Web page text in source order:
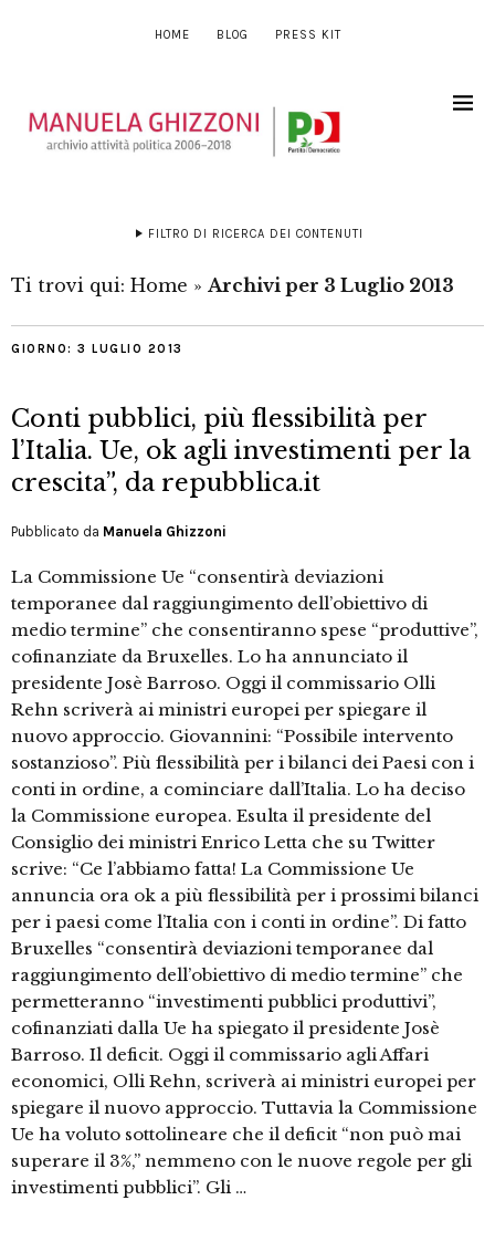
HOME BLOG PRESS KIT
FILTRO DI RICERCA DEI CONTENUTI
Ti trovi qui: Home » Archivi per 3 Luglio 2013
GIORNO: 3 LUGLIO 2013
Conti pubblici, più flessibilità per
l’Italia. Ue, ok agli investimenti per la
crescita”, da repubblica.it
Pubblicato da Manuela Ghizzoni
La Commissione Ue “consentirà deviazioni
temporanee dal raggiungimento dell’obiettivo di
medio termine” che consentiranno spese “produttive”,
cofinanziate da Bruxelles. Lo ha annunciato il
presidente Josè Barroso. Oggi il commissario Olli
Rehn scriverà ai ministri europei per spiegare il
nuovo approccio. Giovannini: “Possibile intervento
sostanzioso”. Più flessibilità per i bilanci dei Paesi con i
conti in ordine, a cominciare dall’Italia. Lo ha deciso
la Commissione europea. Esulta il presidente del
Consiglio dei ministri Enrico Letta che su Twitter
scrive: “Ce l’abbiamo fatta! La Commissione Ue
annuncia ora ok a più flessibilità per i prossimi bilanci
per i paesi come l’Italia con i conti in ordine”. Di fatto
Bruxelles “consentirà deviazioni temporanee dal
raggiungimento dell’obiettivo di medio termine” che
permetteranno “investimenti pubblici produttivi”,
cofinanziati dalla Ue ha spiegato il presidente Josè
Barroso. Il deficit. Oggi il commissario agli Affari
economici, Olli Rehn, scriverà ai ministri europei per
spiegare il nuovo approccio. Tuttavia la Commissione
Ue ha voluto sottolineare che il deficit “non può mai
superare il 3%,” nemmeno con le nuove regole per gli
investimenti pubblici”. Gli …